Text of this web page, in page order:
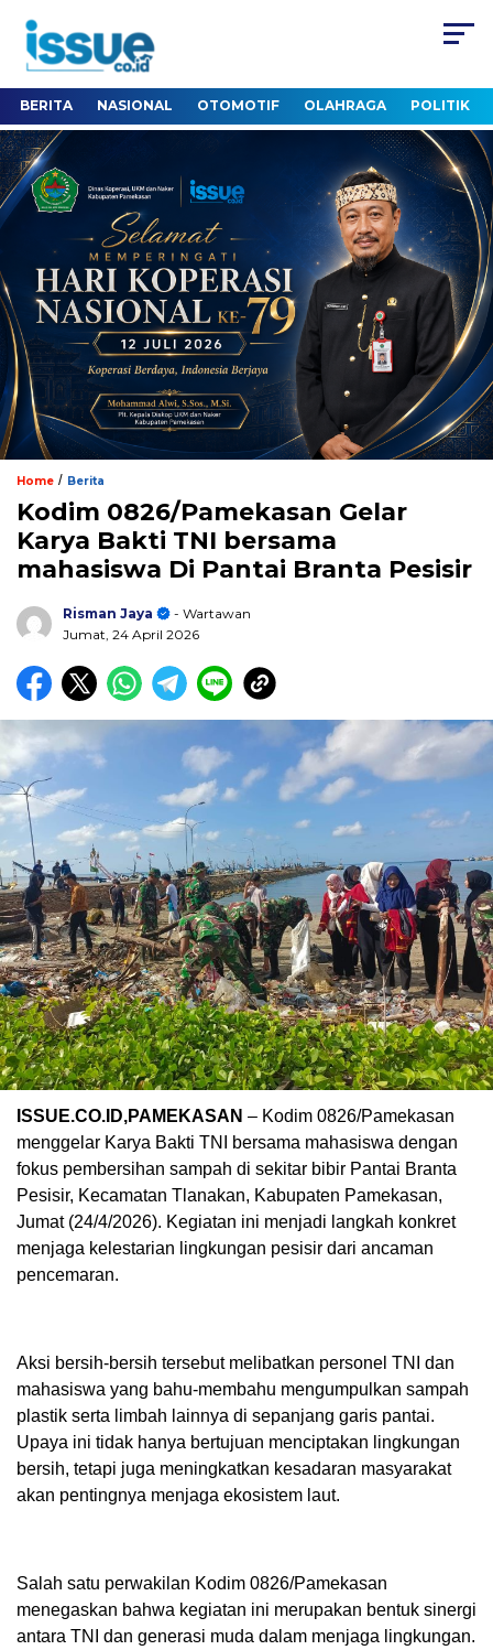
BERITA NASIONAL OTOMOTIF OLAHRAGA POLITIK
Home / Berita
Kodim 0826/Pamekasan Gelar
Karya Bakti TNI bersama
mahasiswa Di Pantai Branta Pesisir
Risman Jaya
- Wartawan
Jumat, 24 April 2026
ISSUE.CO.ID,PAMEKASAN – Kodim 0826/Pamekasan
menggelar Karya Bakti TNI bersama mahasiswa dengan
fokus pembersihan sampah di sekitar bibir Pantai Branta
Pesisir, Kecamatan Tlanakan, Kabupaten Pamekasan,
Jumat (24/4/2026). Kegiatan ini menjadi langkah konkret
menjaga kelestarian lingkungan pesisir dari ancaman
pencemaran.
Aksi bersih-bersih tersebut melibatkan personel TNI dan
mahasiswa yang bahu-membahu mengumpulkan sampah
plastik serta limbah lainnya di sepanjang garis pantai.
Upaya ini tidak hanya bertujuan menciptakan lingkungan
bersih, tetapi juga meningkatkan kesadaran masyarakat
akan pentingnya menjaga ekosistem laut.
Salah satu perwakilan Kodim 0826/Pamekasan
menegaskan bahwa kegiatan ini merupakan bentuk sinergi
antara TNI dan generasi muda dalam menjaga lingkungan.